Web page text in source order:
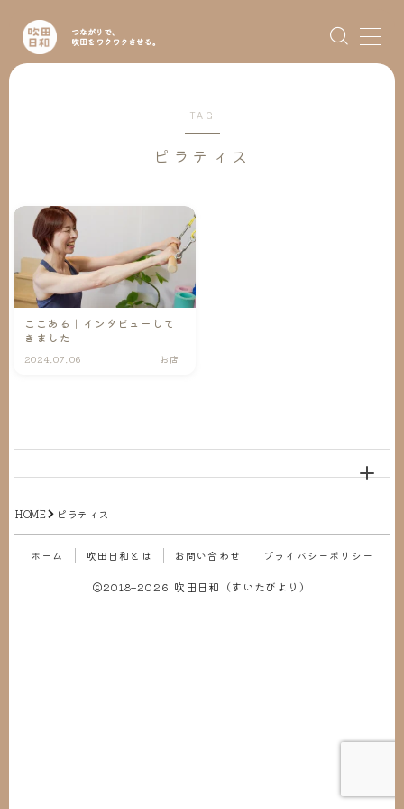
MENU
お店
イベント
求人
TAG
ピラティス
ここある｜インタビューして
きました
2024.07.06 お店
HOME ピラティス
ホーム 吹田日和とは お問い合わせ プライバシーポリシー
2018–2026 吹田日和（すいたびより）